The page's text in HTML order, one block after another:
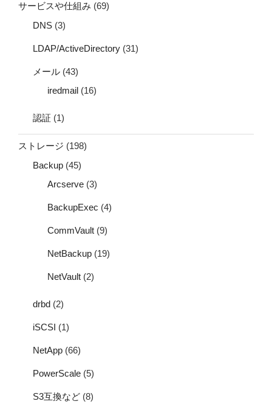
サービスや仕組み (69)
DNS (3)
LDAP/ActiveDirectory (31)
メール (43)
iredmail (16)
認証 (1)
ストレージ (198)
Backup (45)
Arcserve (3)
BackupExec (4)
CommVault (9)
NetBackup (19)
NetVault (2)
drbd (2)
iSCSI (1)
NetApp (66)
PowerScale (5)
S3互換など (8)